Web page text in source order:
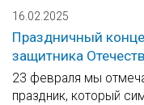
16.02.2025
Праздничный
защитника
23 февраля мы
праздник, который